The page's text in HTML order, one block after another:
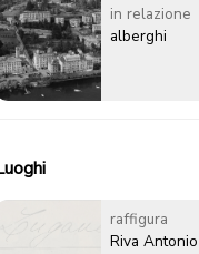
in relazione
alberghi
raffigura
Riva